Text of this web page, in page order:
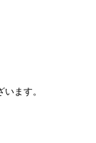
ます。